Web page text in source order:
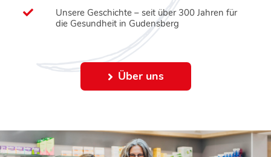
Unsere Geschichte – seit über 300 Jahren für
die Gesundheit in Gudensberg
Über uns